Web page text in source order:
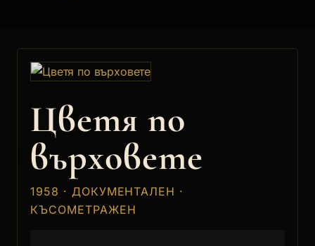
Цветя по
върховете
1958 · ДОКУМЕНТАЛЕН ·
КЪСОМЕТРАЖЕН